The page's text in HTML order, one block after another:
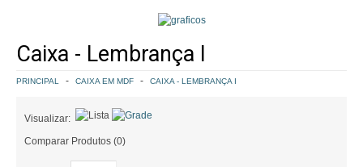
POLÍTICA DE FRETE GRÁTIS
FINALIZAR COMPRA
Caixa - Lembrança I
PRINCIPAL CAIXA EM MDF CAIXA - LEMBRANÇA I
Visualizar:
Comparar Produtos (0)